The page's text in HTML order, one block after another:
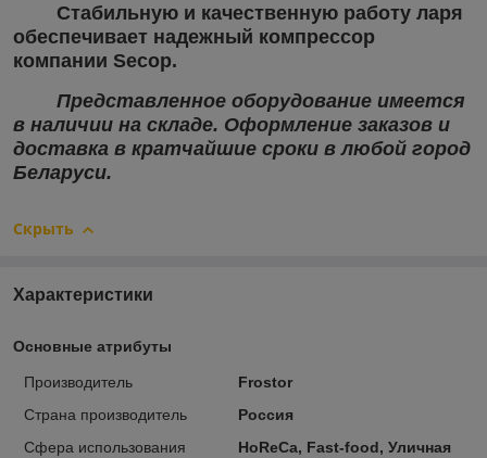
Стабильную и качественную работу ларя
обеспечивает надежный компрессор
компании Secop.
Представленное оборудование имеется
в наличии на складе. Оформление заказов и
доставка в кратчайшие сроки в любой город
Беларуси.
Скрыть
Характеристики
Основные атрибуты
Производитель
Frostor
Страна производитель
Россия
Сфера использования
HoReCa, Fast-food, Уличная